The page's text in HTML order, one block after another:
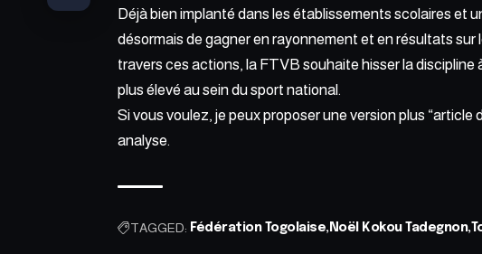
Déjà bien implanté dans les établissements scolaires et
désormais de gagner en rayonnement et en résultats
travers ces actions, la FTVB souhaite hisser la
plus élevé au sein du sport national.
Si vous voulez, je peux proposer une version plus “article
analyse.
TAGGED: Fédération Togolaise Noël Kokou Tadegnon